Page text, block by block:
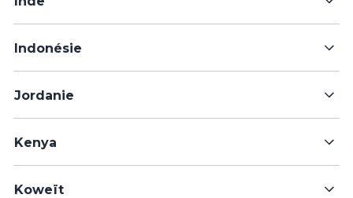
Indonésie
Jordanie
Kenya
Koweït